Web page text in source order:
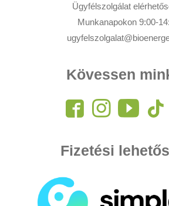
Ügyfélszolgálat
Munkanapokon 9:00-
Kövessen
Fizetési